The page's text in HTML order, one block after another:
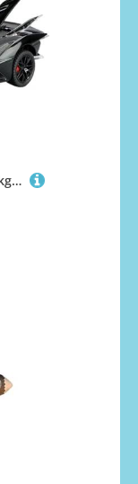
1:24 for EVO Legierung Druckguss Sportwagen Modell Ornamente Sammlung(Black)